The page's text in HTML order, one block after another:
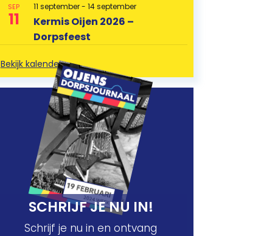
c
t
SEP
11
11 september- 14 september
Kermis Oijen 2026 –
Dorpsfeest
Bekijk kalender
SCHRIJF JE NU IN!
Schrijf je nu in en ontvang